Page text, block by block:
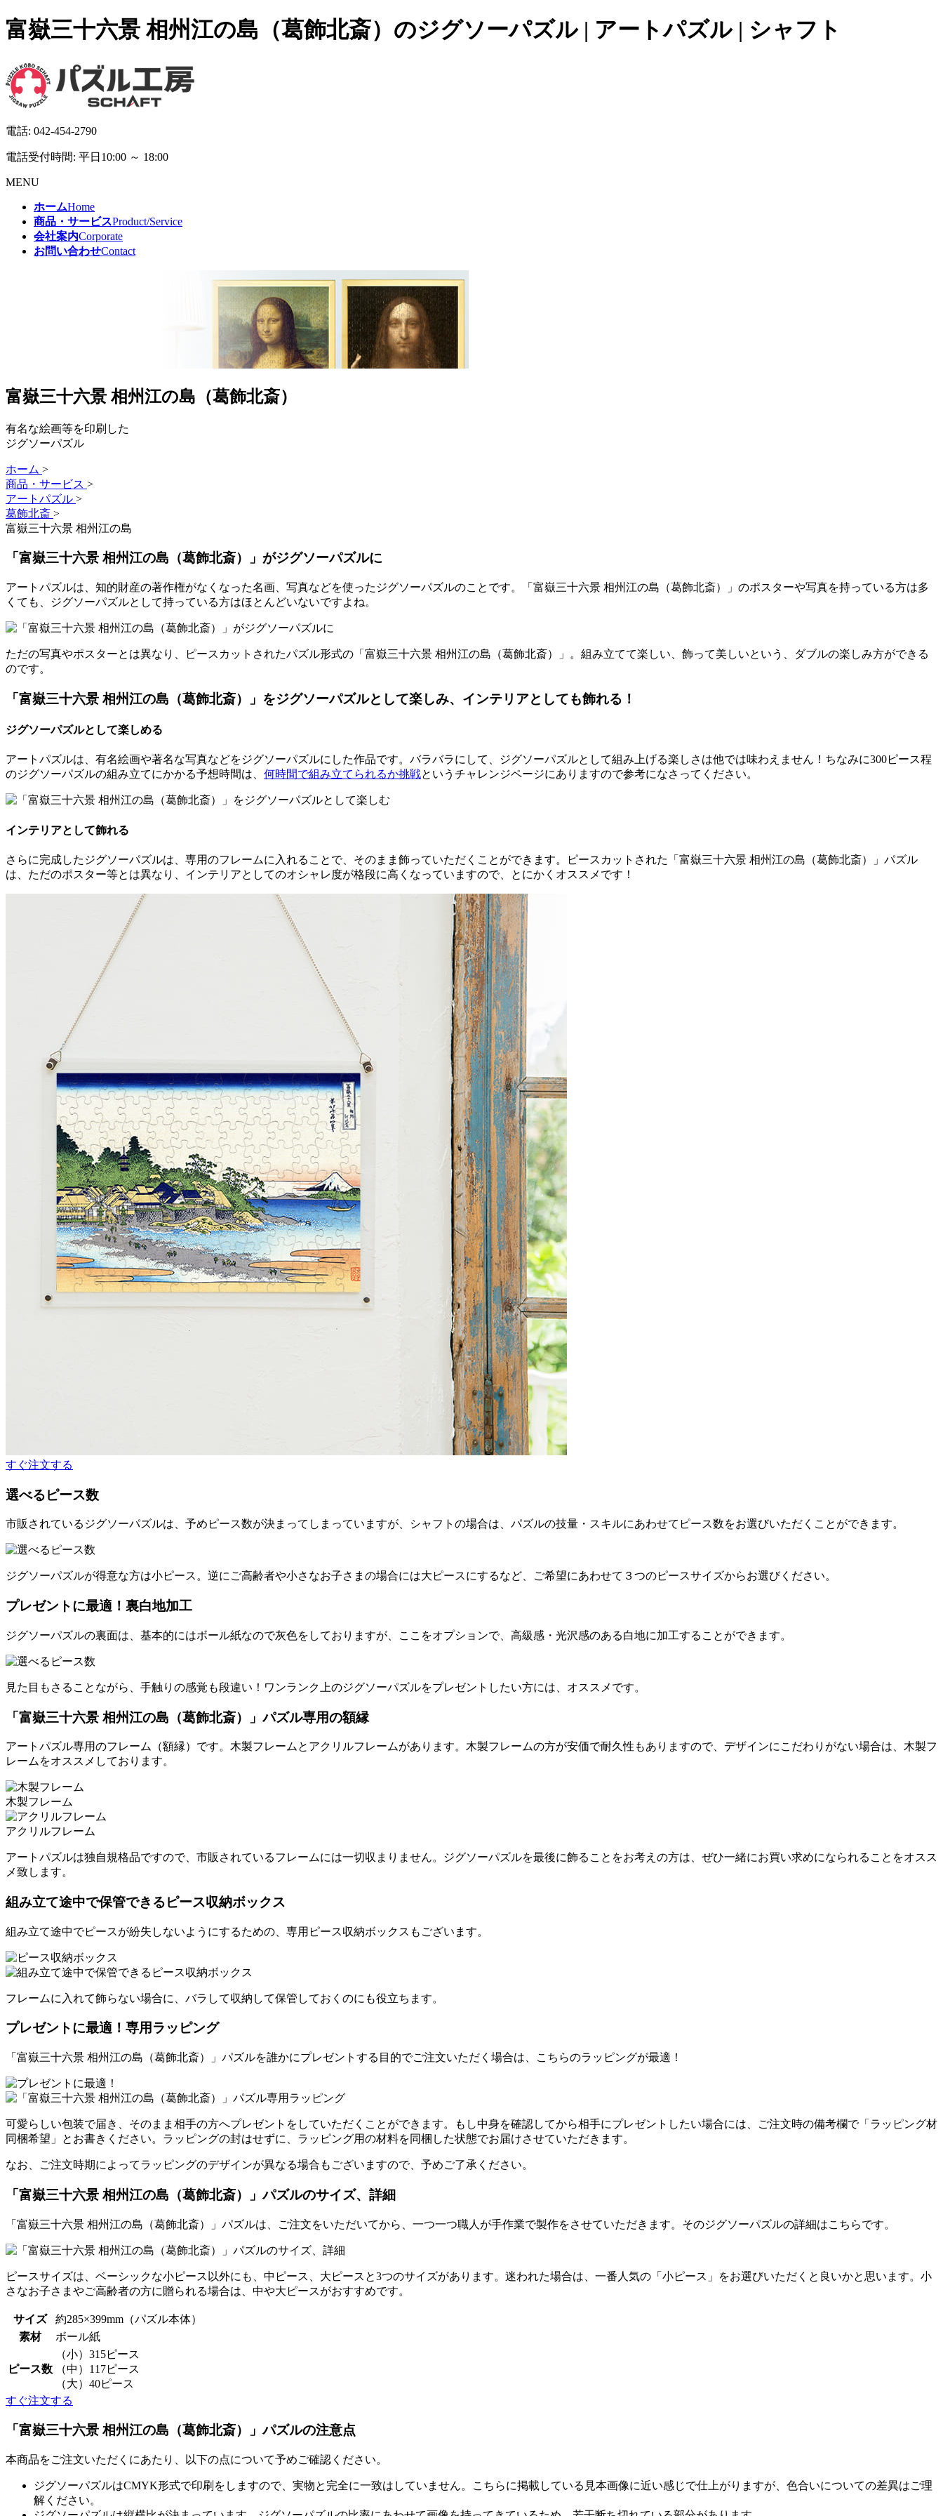
富嶽三十六景 相州江の島（葛飾北斎）のジグソーパズル | アートパズル | シャフト
電話: 042-454-2790
電話受付時間: 平日10:00 ～ 18:00
MENU
ホームHome
商品・サービスProduct/Service
会社案内Corporate
お問い合わせContact
富嶽三十六景 相州江の島（葛飾北斎）
有名な絵画等を印刷した
ジグソーパズル
ホーム >
商品・サービス >
アートパズル >
葛飾北斎 >
富嶽三十六景 相州江の島
「富嶽三十六景 相州江の島（葛飾北斎）」がジグソーパズルに
アートパズルは、知的財産の著作権がなくなった名画、写真などを使ったジグソーパズルのことです。「富嶽三十六景 相州江の島（葛飾北斎）」のポスターや写真を持っている方は多
くても、ジグソーパズルとして持っている方はほとんどいないですよね。
ただの写真やポスターとは異なり、ピースカットされたパズル形式の「富嶽三十六景 相州江の島（葛飾北斎）」。組み立てて楽しい、飾って美しいという、ダブルの楽しみ方ができる
のです。
「富嶽三十六景 相州江の島（葛飾北斎）」をジグソーパズルとして楽しみ、インテリアとしても飾れる！
ジグソーパズルとして楽しめる
アートパズルは、有名絵画や著名な写真などをジグソーパズルにした作品です。バラバラにして、ジグソーパズルとして組み上げる楽しさは他では味わえません！ちなみに300ピース程
のジグソーパズルの組み立てにかかる予想時間は、 何時間で組み立てられるか挑戦というチャレンジページにありますので参考になさってください。
インテリアとして飾れる
さらに完成したジグソーパズルは、専用のフレームに入れることで、そのまま飾っていただくことができます。ピースカットされた「富嶽三十六景 相州江の島（葛飾北斎）」パズル
は、ただのポスター等とは異なり、インテリアとしてのオシャレ度が格段に高くなっていますので、とにかくオススメです！
すぐ注文する
選べるピース数
市販されているジグソーパズルは、予めピース数が決まってしまっていますが、シャフトの場合は、パズルの技量・スキルにあわせてピース数をお選びいただくことができます。
ジグソーパズルが得意な方は小ピース。逆にご高齢者や小さなお子さまの場合には大ピースにするなど、ご希望にあわせて３つのピースサイズからお選びください。
プレゼントに最適！裏白地加工
ジグソーパズルの裏面は、基本的にはボール紙なので灰色をしておりますが、ここをオプションで、高級感・光沢感のある白地に加工することができます。
見た目もさることながら、手触りの感覚も段違い！ワンランク上のジグソーパズルをプレゼントしたい方には、オススメです。
「富嶽三十六景 相州江の島（葛飾北斎）」パズル専用の額縁
アートパズル専用のフレーム（額縁）です。木製フレームとアクリルフレームがあります。木製フレームの方が安価で耐久性もありますので、デザインにこだわりがない場合は、木製フ
レームをオススメしております。
木製フレーム
アクリルフレーム
アートパズルは独自規格品ですので、市販されているフレームには一切収まりません。ジグソーパズルを最後に飾ることをお考えの方は、ぜひ一緒にお買い求めになられることをオスス
メ致します。
組み立て途中で保管できるピース収納ボックス
組み立て途中でピースが紛失しないようにするための、専用ピース収納ボックスもございます。
フレームに入れて飾らない場合に、バラして収納して保管しておくのにも役立ちます。
プレゼントに最適！専用ラッピング
「富嶽三十六景 相州江の島（葛飾北斎）」パズルを誰かにプレゼントする目的でご注文いただく場合は、こちらのラッピングが最適！
可愛らしい包装で届き、そのまま相手の方へプレゼントをしていただくことができます。もし中身を確認してから相手にプレゼントしたい場合には、ご注文時の備考欄で「ラッピング材
同梱希望」とお書きください。ラッピングの封はせずに、ラッピング用の材料を同梱した状態でお届けさせていただきます。
なお、ご注文時期によってラッピングのデザインが異なる場合もございますので、予めご了承ください。
「富嶽三十六景 相州江の島（葛飾北斎）」パズルのサイズ、詳細
「富嶽三十六景 相州江の島（葛飾北斎）」パズルは、ご注文をいただいてから、一つ一つ職人が手作業で製作をさせていただきます。そのジグソーパズルの詳細はこちらです。
ピースサイズは、ベーシックな小ピース以外にも、中ピース、大ピースと3つのサイズがあります。迷われた場合は、一番人気の「小ピース」をお選びいただくと良いかと思います。小
さなお子さまやご高齢者の方に贈られる場合は、中や大ピースがおすすめです。
サイズ
約285×399mm（パズル本体）
素材
ボール紙
ピース数
（小）315ピース
（中）117ピース
（大）40ピース
すぐ注文する
「富嶽三十六景 相州江の島（葛飾北斎）」パズルの注意点
本商品をご注文いただくにあたり、以下の点について予めご確認ください。
ジグソーパズルはCMYK形式で印刷をしますので、実物と完全に一致はしていません。こちらに掲載している見本画像に近い感じで仕上がりますが、色合いについての差異はご理
解ください。